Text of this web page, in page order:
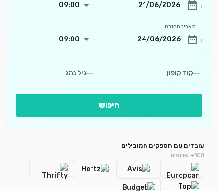
09:00
תאריך החזרה
09:00
קוד קופון גיל נהג
חיפוש
עובדים עם הספקים המובילים
100+ שותפים